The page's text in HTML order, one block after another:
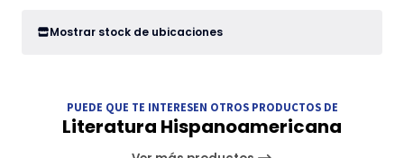
Mostrar stock de ubicaciones
PUEDE QUE TE INTERESEN OTROS PRODUCTOS DE
Literatura Hispanoamericana